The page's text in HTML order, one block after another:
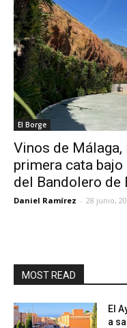
El Borge
Vinos de
primera cata
del Bandolero de
Daniel Ramírez - 28 junio,
MOST READ
El
a